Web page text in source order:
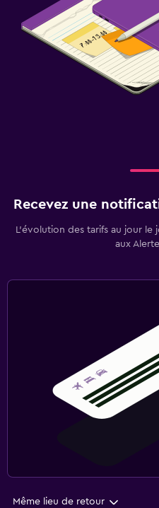
Recevez une
L’évolution des tarifs au jour
aux
Même lieu de retour